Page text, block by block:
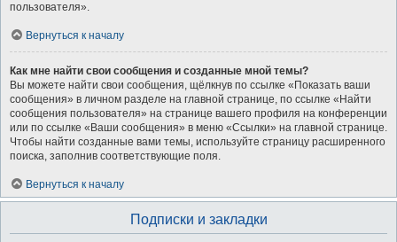
пользователя».
Вернуться к началу
Как мне найти свои сообщения и созданные мной темы?
Вы можете найти свои сообщения, щёлкнув по ссылке «Показать ваши
сообщения» в личном разделе на главной странице, по ссылке «Найти
сообщения пользователя» на странице вашего профиля на конференции
или по ссылке «Ваши сообщения» в меню «Ссылки» на главной странице.
Чтобы найти созданные вами темы, используйте страницу расширенного
поиска, заполнив соответствующие поля.
Вернуться к началу
Подписки и закладки